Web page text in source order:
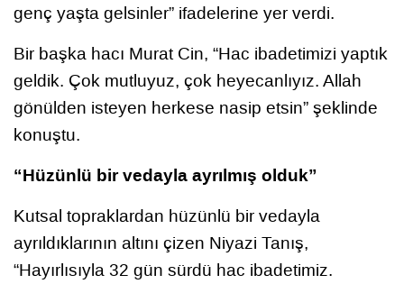
genç yaşta gelsinler” ifadelerine yer verdi.
Bir başka hacı Murat Cin, “Hac ibadetimizi yaptık
geldik. Çok mutluyuz, çok heyecanlıyız. Allah
gönülden isteyen herkese nasip etsin” şeklinde
konuştu.
“Hüzünlü bir vedayla ayrılmış olduk”
Kutsal topraklardan hüzünlü bir vedayla
ayrıldıklarının altını çizen Niyazi Tanış,
“Hayırlısıyla 32 gün sürdü hac ibadetimiz.